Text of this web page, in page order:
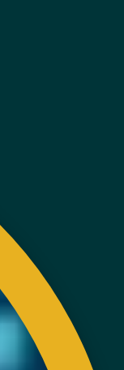
INDUSTRY